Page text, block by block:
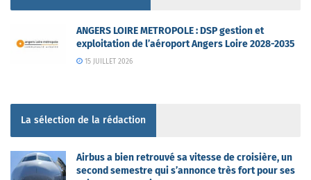
ANGERS LOIRE METROPOLE : DSP gestion et
exploitation de l’aéroport Angers Loire 2028-2035
15 JUILLET 2026
La sélection de la rédaction
Airbus a bien retrouvé sa vitesse de croisière, un
second semestre qui s’annonce très fort pour ses